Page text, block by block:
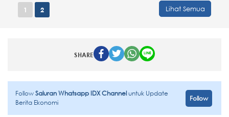
1 2 Lihat Semua
SHARE
FollowSaluran Whatsapp IDX Channeluntuk Update
Berita Ekonomi
Follow